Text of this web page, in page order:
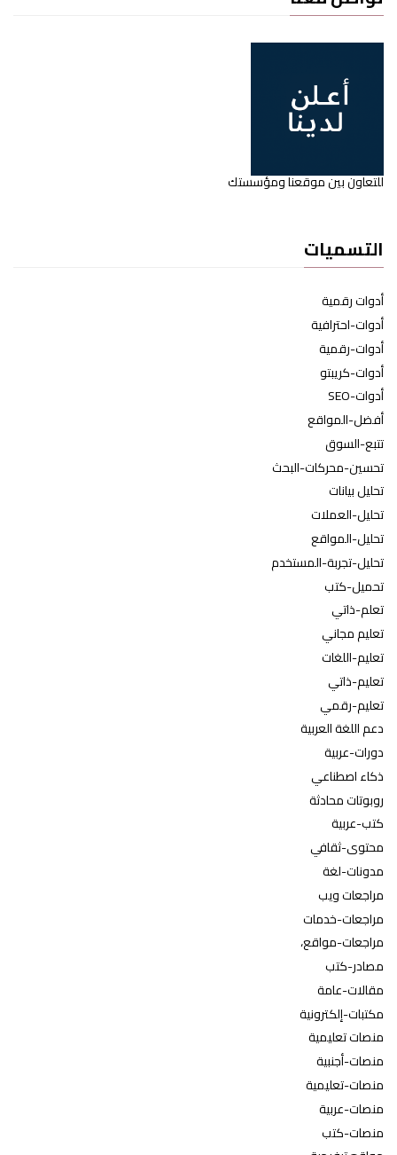
للتعاون بين موقعنا ومؤسستك
التسميات
أدوات رقمية
أدوات-احترافية
أدوات-رقمية
أدوات-كريبتو
أدوات-SEO
أفضل-المواقع
تتبع-السوق
تحسين-محركات-البحث
تحليل بيانات
تحليل-العملات
تحليل-المواقع
تحليل-تجربة-المستخدم
تحميل-كتب
تعلم-ذاتي
تعليم مجاني
تعليم-اللغات
تعليم-ذاتي
تعليم-رقمي
دعم اللغة العربية
دورات-عربية
ذكاء اصطناعي
روبوتات محادثة
كتب-عربية
محتوى-ثقافي
مدونات-لغة
مراجعات ويب
مراجعات-خدمات
مراجعات-مواقع،
مصادر-كتب
مقالات-عامة
مكتبات-إلكترونية
منصات تعليمية
منصات-أجنبية
منصات-تعليمية
منصات-عربية
منصات-كتب